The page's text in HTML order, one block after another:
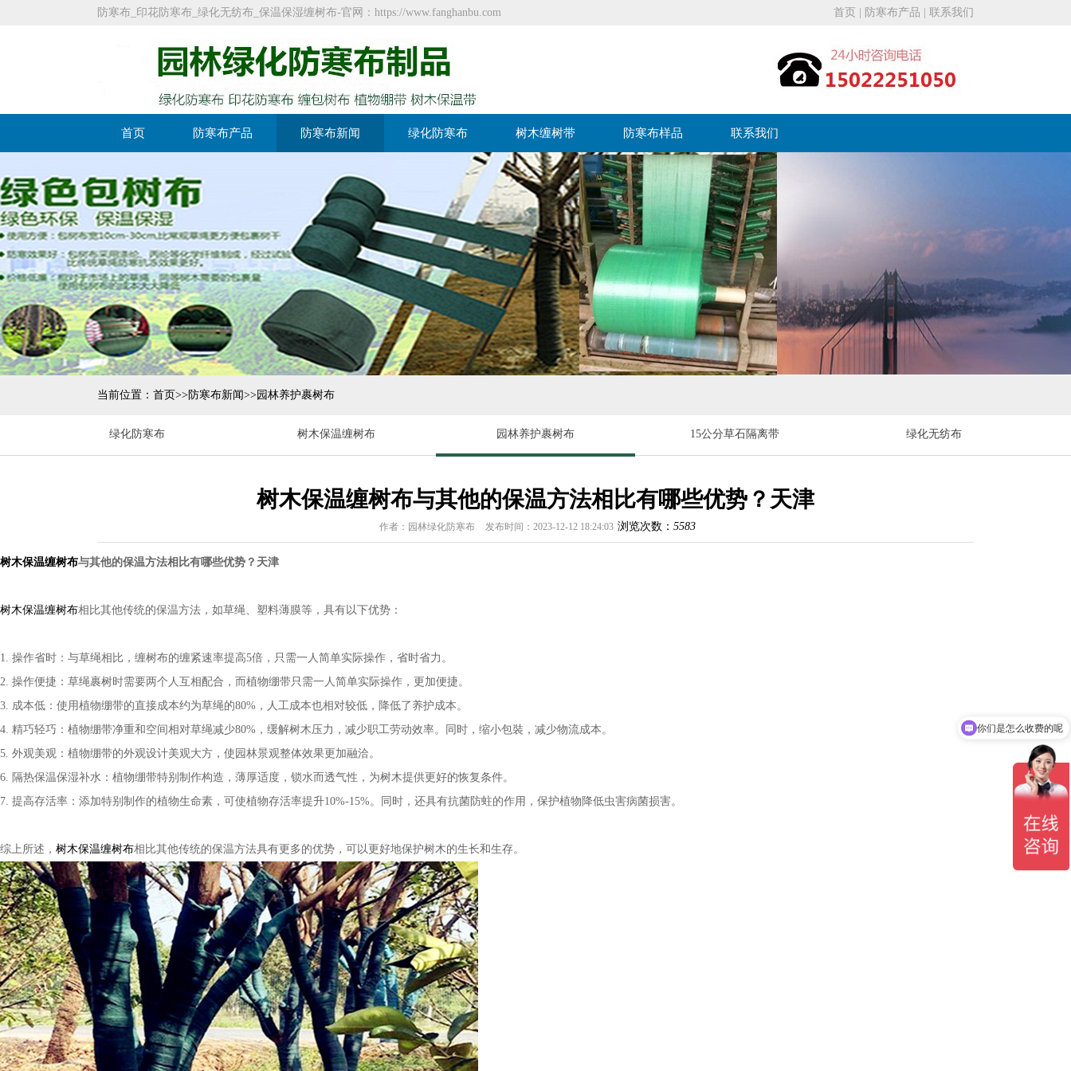
防寒布_印花防寒布_绿化无纺布_保温保湿缠树布-官网：https://www.fanghanbu.com 首页 防寒布产品 联系我们
首页 防寒布产品 防寒布新闻 绿化防寒布 树木缠树带 防寒布样品 联系我们
当前位置： 首页>> 防寒布新闻>> 园林养护裹树布
绿化防寒布 树木保温缠树布 园林养护裹树布 15公分草石隔离带 绿化无纺布
树木保温缠树布与其他的保温方法相比有哪些优势？天津
作者：园林绿化防寒布 发布时间：2023-12-12 18:24:03 浏览次数： 5583
树木保温缠树布与其他的保温方法相比有哪些优势？天津
树木保温缠树布相比其他传统的保温方法，如草绳、塑料薄膜等，具有以下优势：
1. 操作省时：与草绳相比，缠树布的缠紧速率提高5倍，只需一人简单实际操作，省时省力。
2. 操作便捷：草绳裹树时需要两个人互相配合，而植物绷带只需一人简单实际操作，更加便捷。
3. 成本低：使用植物绷带的直接成本约为草绳的80%，人工成本也相对较低，降低了养护成本。
4. 精巧轻巧：植物绷带净重和空间相对草绳减少80%，缓解树木压力，减少职工劳动效率。同时，缩小包裝，减少物流成本。
5. 外观美观：植物绷带的外观设计美观大方，使园林景观整体效果更加融洽。
6. 隔热保温保湿补水：植物绷带特别制作构造，薄厚适度，锁水而透气性，为树木提供更好的恢复条件。
7. 提高存活率：添加特别制作的植物生命素，可使植物存活率提升10%-15%。同时，还具有抗菌防蛀的作用，保护植物降低虫害病菌损害。
综上所述， 树木保温缠树布相比其他传统的保温方法具有更多的优势，可以更好地保护树木的生长和生存。
你们是怎么收费的呢